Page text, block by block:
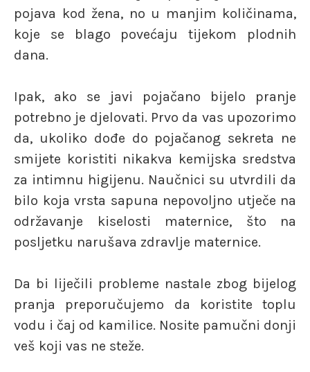
pojava kod žena, no u manjim količinama,
koje se blago povećaju tijekom plodnih
dana.
Ipak, ako se javi pojačano bijelo pranje
potrebno je djelovati. Prvo da vas upozorimo
da, ukoliko dođe do pojačanog sekreta ne
smijete koristiti nikakva kemijska sredstva
za intimnu higijenu. Naučnici su utvrdili da
bilo koja vrsta sapuna nepovoljno utječe na
održavanje kiselosti maternice, što na
posljetku narušava zdravlje maternice.
Da bi liječili probleme nastale zbog bijelog
pranja preporučujemo da koristite toplu
vodu i čaj od kamilice. Nosite pamučni donji
veš koji vas ne steže.